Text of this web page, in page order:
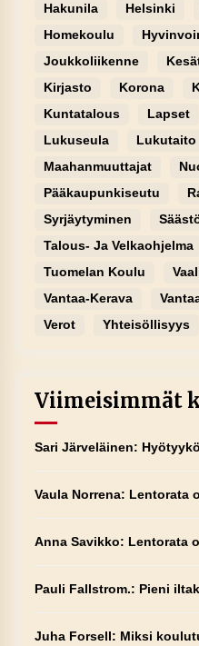
Hakunila
Helsinki
Homekoulu
Joukkoliikenne
Kirjasto
Korona
Kuntatalous
Lapset
Lukuseula
Lukutaito
Maahanmuuttajat
Pääkaupunkiseutu
Syrjäytyminen
Talous- Ja Velkaohjelma
Tuomelan Koulu
Vantaa-Kerava
Verot
Yhteisöllisyys
Viimeisimmät
Sari Järveläinen:
Vaula Norrena: Lentorata
Anna Savikko: Lentorata
Pauli Fallstrom.: Pieni
Juha Forsell: Miksi